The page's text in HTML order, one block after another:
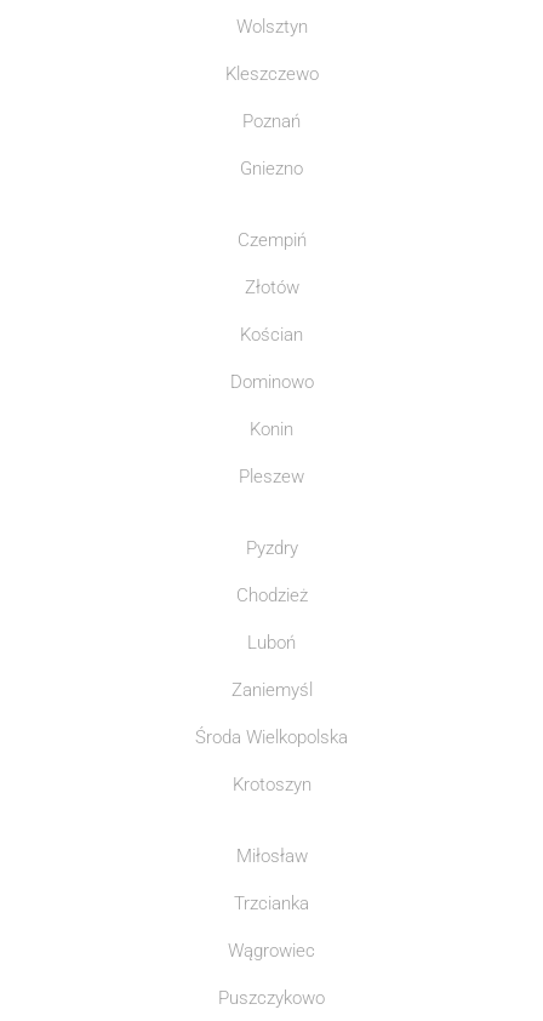
Wolsztyn
Kleszczewo
Poznań
Gniezno
Czempiń
Złotów
Kościan
Dominowo
Konin
Pleszew
Pyzdry
Chodzież
Luboń
Zaniemyśl
Środa Wielkopolska
Krotoszyn
Miłosław
Trzcianka
Wągrowiec
Puszczykowo